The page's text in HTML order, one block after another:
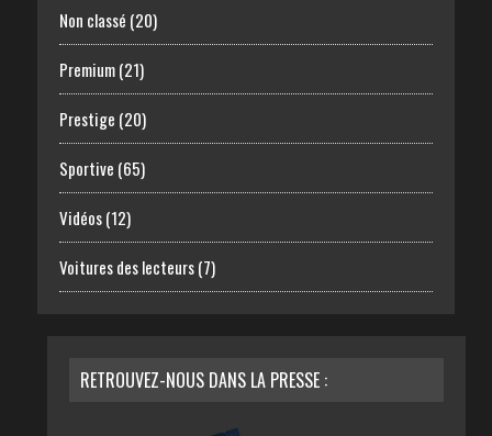
Non classé (20)
Premium(21)
Prestige (20)
Sportive (65)
Vidéos(12)
Voitures des lecteurs(7)
RETROUVEZ-NOUS DANS LA PRESSE :